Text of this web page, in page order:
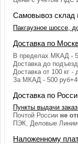
Самовывоз склад
Пакгаузное шоссе,
Доставка по
В пределах МКАД -
Доставка до
Доставка от 100 кг -
За МКАД - 500
Доставка по
Пункты выдачи
Почтой России не
ПЭК, Деловые
Наложенному